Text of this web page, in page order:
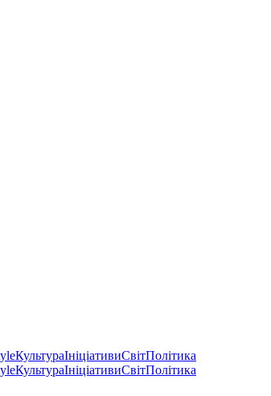
КультураІніціативиСвітПолітика
КультураІніціативиСвітПолітика